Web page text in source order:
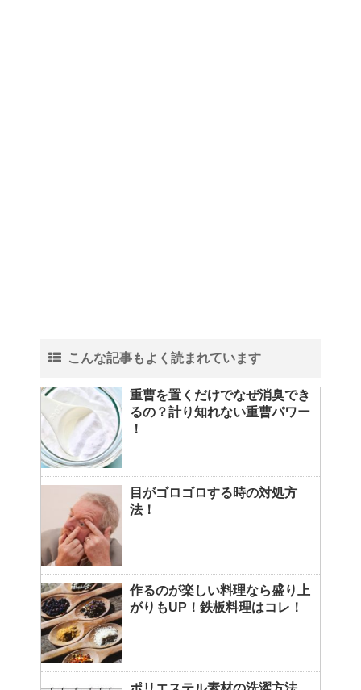
こんな記事もよく読まれています
重曹を置くだけでなぜ消臭でき
るの？計り知れない重曹パワー
！
目がゴロゴロする時の対処方
法！
作るのが楽しい料理なら盛り上
がりもUP！鉄板料理はコレ！